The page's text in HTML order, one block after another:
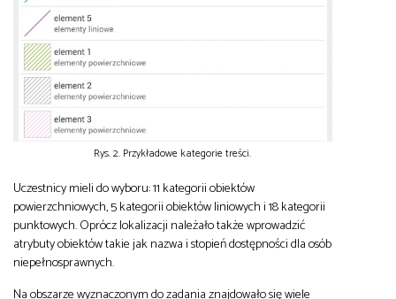
Rys. 2. Przykładowe kategorie treści.
Uczestnicy mieli do wyboru: 11 kategorii obiektów
powierzchniowych, 5 kategorii obiektów liniowych i 18 kategorii
punktowych. Oprócz lokalizacji należało także wprowadzić
atrybuty obiektów takie jak nazwa i stopień dostępności dla osób
niepełnosprawnych.